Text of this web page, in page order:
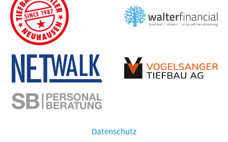
Navigation
Datenschutz